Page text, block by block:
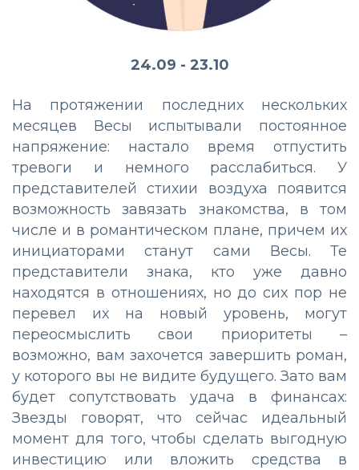
24.09 - 23.10
На протяжении последних нескольких
месяцев Весы испытывали постоянное
напряжение: настало время отпустить
тревоги и немного расслабиться. У
представителей стихии воздуха появится
возможность завязать знакомства, в том
числе и в романтическом плане, причем их
инициаторами станут сами Весы. Те
представители знака, кто уже давно
находятся в отношениях, но до сих пор не
перевел их на новый уровень, могут
переосмыслить свои приоритеты –
возможно, вам захочется завершить роман,
у которого вы не видите будущего. Зато вам
будет сопутствовать удача в финансах:
Звезды говорят, что сейчас идеальный
момент для того, чтобы сделать выгодную
инвестицию или вложить средства в